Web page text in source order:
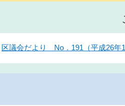
区議会だより No．191（平成26年1